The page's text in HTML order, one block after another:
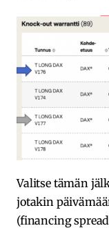
Valitse tämän
jotakin
(financing